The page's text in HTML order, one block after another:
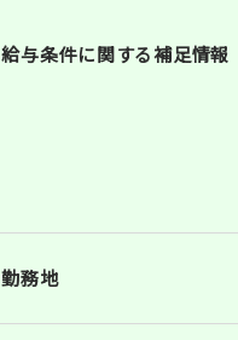
給与条件に関する補足情報
勤務地